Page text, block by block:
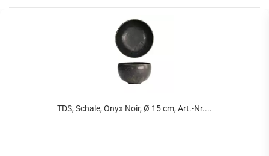
TDS, Schale, Onyx Noir, Ø 15 cm, Art.-Nr....